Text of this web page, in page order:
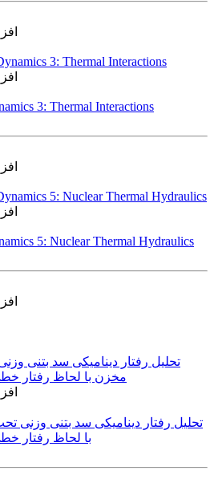
3: Thermal Interactions
5: Nuclear Thermal Hydraulics
تحلیل رفتار دینامیکی سد بتنی وزنی
با لحاظ رفتار